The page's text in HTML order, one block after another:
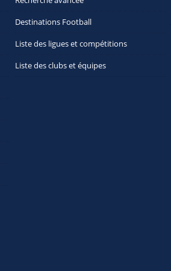
Destinations Football
Liste des ligues et compétitions
Liste des clubs et équipes